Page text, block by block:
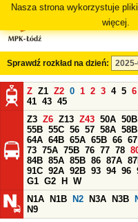
Nasza strona wykorzystuje
więcej.
Sprawdź rozkład na dzień:
Z Z1 Z2 0 1 2 3 4 5 6
41 43 45
Z3 Z6 Z13 Z43 50A 50B
55B 55C 56 57 58A 58B
64A 64B 65A 65B 66 67
73 75A 75B 76 77 78
84B 85A 85B 86 87A
91C 92A 92B 93 94 96
G1 G2 H
W
N1A
N1B N2 N3A N3B
N9